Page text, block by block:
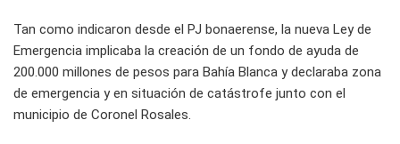
Tan como indicaron desde el PJ bonaerense, la nueva Ley de
Emergencia implicaba la creación de un fondo de ayuda de
200.000 millones de pesos para Bahía Blanca y declaraba zona
de emergencia y en situación de catástrofe junto con el
municipio de Coronel Rosales.